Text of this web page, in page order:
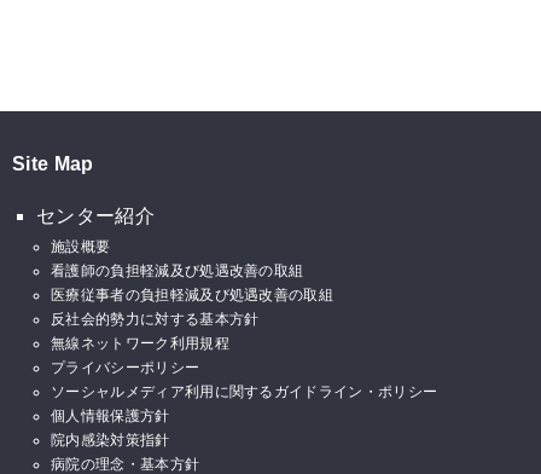
Site Map
センター紹介
施設概要
看護師の負担軽減及び処遇改善の取組
医療従事者の負担軽減及び処遇改善の取組
反社会的勢力に対する基本方針
無線ネットワーク利用規程
プライバシーポリシー
ソーシャルメディア利用に関するガイドライン・ポリシー
個人情報保護方針
院内感染対策指針
病院の理念・基本方針